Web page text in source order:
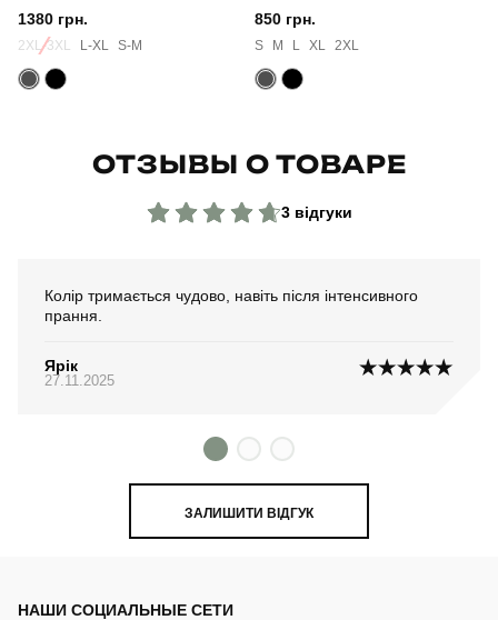
1380 грн.
2XL-3XL L-XL S-M
850 грн.
S M L XL 2XL
ОТЗЫВЫ О ТОВАРЕ
3 відгуки
Колір тримається чудово, навіть після інтенсивного
прання.
Ярік
27.11.2025
ЗАЛИШИТИ ВІДГУК
НАШИ СОЦИАЛЬНЫЕ СЕТИ